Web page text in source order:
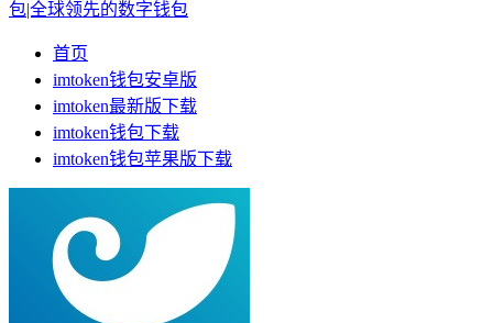
首页
imtoken钱包安卓版
imtoken最新版下载
imtoken钱包下载
imtoken钱包苹果版下载